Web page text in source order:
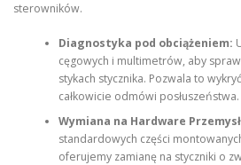
sterowników.
Diagnostyka pod obciążeniem:
cęgowych i multimetrów, aby
stykach stycznika. Pozwala to
całkowicie odmówi posłuszeństwa.
Wymiana na Hardware
standardowych części
oferujemy zamianę na styczniki o